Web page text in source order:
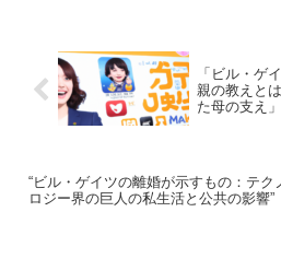
「ビル・ゲ
親の教えと
た母の支え」
“ビル・ゲイツの離婚が示すもの：テク
ロジー界の巨人の私生活と公共の影響”